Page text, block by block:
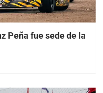
Peña fue sede de la